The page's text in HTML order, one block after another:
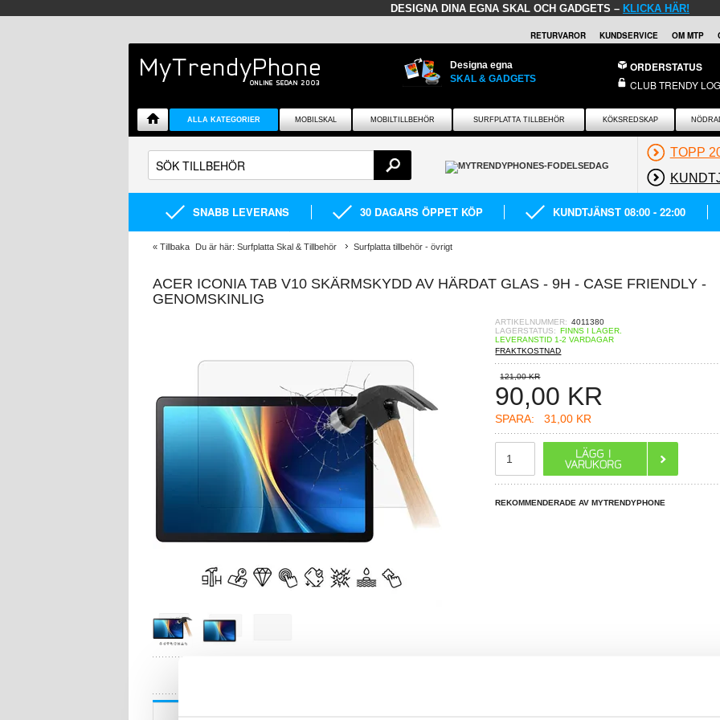
DESIGNA DINA EGNA SKAL OCH GADGETS – KLICKA HÄR!
RETURVAROR KUNDSERVICE OM MTP
Designa egna
SKAL & GADGETS
ORDERSTATUS
CLUB TRENDY
ALLA KATEGORIER MOBILSKAL MOBILTILLBEHÖR SURFPLATTA TILLBEHÖR KÖKSREDSKAP
TOPP
SNABB LEVERANS 30 DAGARS ÖPPET KÖP KUNDTJÄNST 08:00 - 22:00
« Tillbaka Du är här: Surfplatta Skal & Tillbehör Surfplatta tillbehör - övrigt
ACER ICONIA TAB V10 SKÄRMSKYDD AV HÄRDAT GLAS - 9H - CASE FRIENDLY -
GENOMSKINLIG
ARTIKELNUMMER: 4011380
LAGERSTATUS: FINNS I LAGER.
LEVERANSTID 1-2 VARDAGAR
FRAKTKOSTNAD
121,00 KR
90,00 KR
SPARA: 31,00 KR
REKOMMENDERADE AV MYTRENDYPHONE